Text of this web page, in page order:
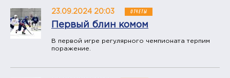
23.09.2024 20:03 ОТЧЕТЫ
Первый блин комом
В первой игре регулярного чемпионата терпим
поражение.